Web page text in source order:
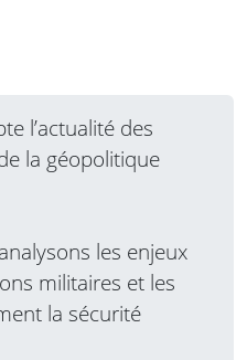
l’actualité des
la géopolitique
les enjeux
militaires et les
la sécurité